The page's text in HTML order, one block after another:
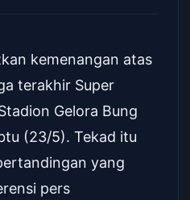
kemenangan atas
terakhir Super
Gelora Bung
(23/5). Tekad itu
yang
pers